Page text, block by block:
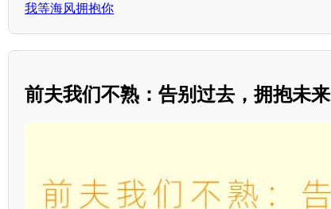
我等海风拥抱你
前夫我们不熟：告别过去，拥抱未来